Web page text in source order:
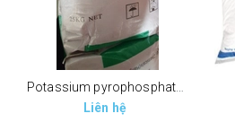
Liên hệ